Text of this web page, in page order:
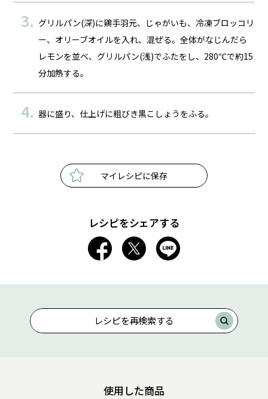
グリルパン(深)に鶏手羽元、じゃがいも、冷凍ブロッコリ
ー、オリーブオイルを入れ、混ぜる。全体がなじんだら
レモンを並べ、グリルパン(浅)でふたをし、280℃で約15
分加熱する。
器に盛り、仕上げに粗びき黒こしょうをふる。
マイレシピに保存
レシピをシェアする
レシピを再検索する
使用した商品